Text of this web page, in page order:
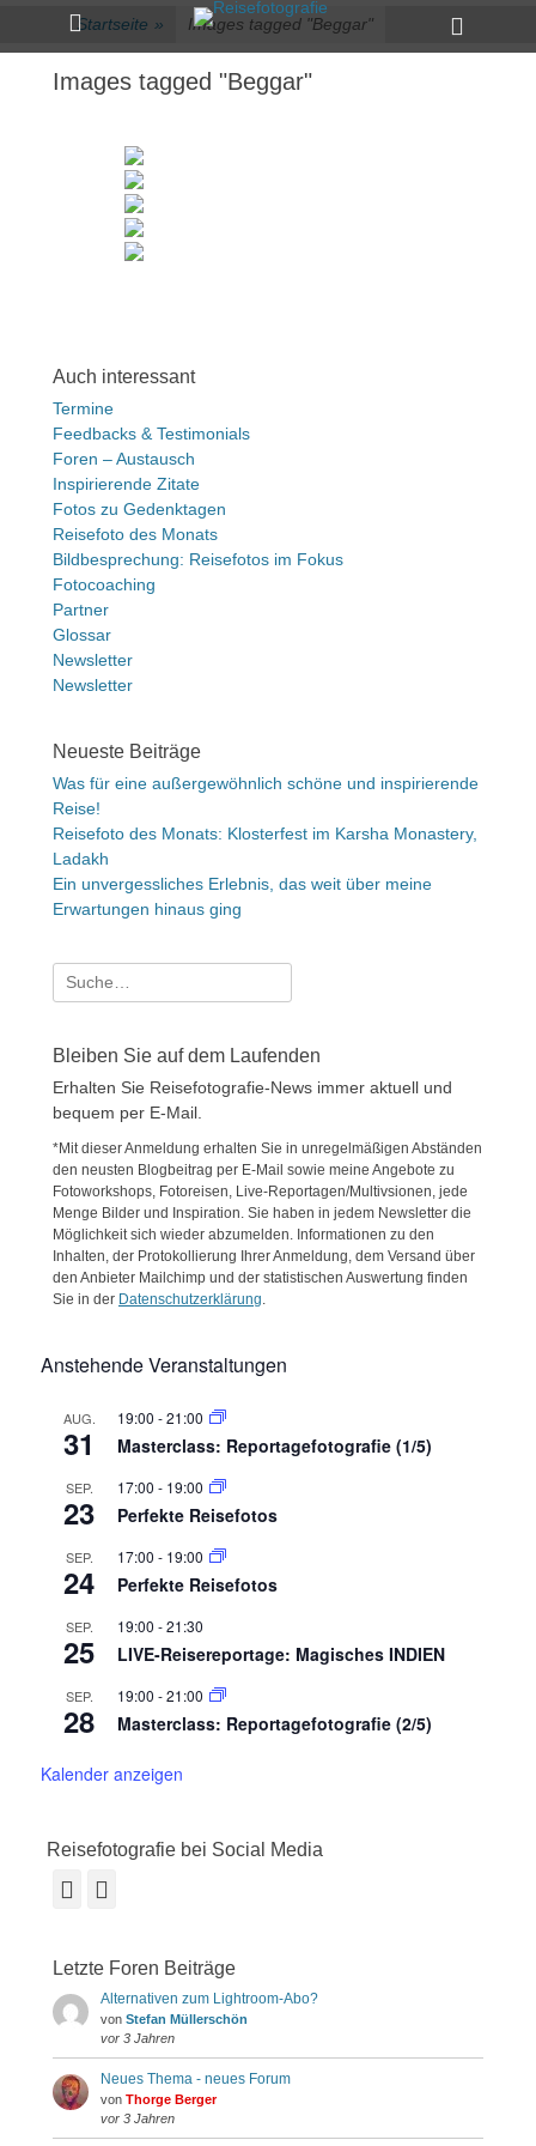
zum
Inhalt
Primärmenü
Toggle
Startseite » Images tagged "Beggar"
Images tagged "Beggar"
Auch interessant
Termine
Feedbacks & Testimonials
Foren – Austausch
Inspirierende Zitate
Fotos zu Gedenktagen
Reisefoto des Monats
Bildbesprechung: Reisefotos im Fokus
Fotocoaching
Partner
Glossar
Newsletter
Newsletter
Neueste Beiträge
Was für eine außergewöhnlich schöne und inspirierende
Reise!
Reisefoto des Monats: Klosterfest im Karsha Monastery,
Ladakh
Ein unvergessliches Erlebnis, das weit über meine
Erwartungen hinaus ging
Suche
nach:
Bleiben Sie auf dem Laufenden
Erhalten Sie Reisefotografie-News immer aktuell und
bequem per E-Mail.
*Mit dieser Anmeldung erhalten Sie in unregelmäßigen Abständen
den neusten Blogbeitrag per E-Mail sowie meine Angebote zu
Fotoworkshops, Fotoreisen, Live-Reportagen/Multivsionen, jede
Menge Bilder und Inspiration. Sie haben in jedem Newsletter die
Möglichkeit sich wieder abzumelden. Informationen zu den
Inhalten, der Protokollierung Ihrer Anmeldung, dem Versand über
den Anbieter Mailchimp und der statistischen Auswertung finden
Sie in der Datenschutzerklärung.
Anstehende Veranstaltungen
AUG.
31
19:00 -21:00
Masterclass: Reportagefotografie (1/5)
SEP.
23
17:00 - 19:00
Perfekte Reisefotos
SEP.
24
17:00 - 19:00
Perfekte Reisefotos
SEP.
25
19:00 -21:30
LIVE-Reisereportage: Magisches INDIEN
SEP.
28
19:00 -21:00
Masterclass: Reportagefotografie (2/5)
Kalender anzeigen
Reisefotografie bei Social Media
Facebook
Letzte Foren Beiträge
Alternativen zum Lightroom-Abo?
von Stefan Müllerschön
vor 3 Jahren
Neues Thema - neues Forum
von Thorge Berger
vor 3 Jahren